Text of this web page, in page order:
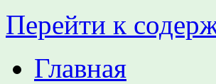
Перейти к
Главная